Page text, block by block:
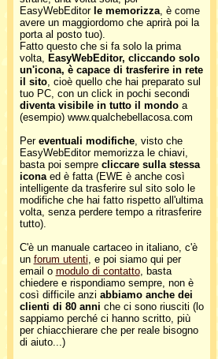
EasyWebEditor le memorizza, è come
avere un maggiordomo che aprirà poi la
porta al posto tuo).
Fatto questo che si fa solo la prima
volta, EasyWebEditor, cliccando solo
un'icona, è capace di trasferire in rete
il sito, cioè quello che hai preparato sul
tuo PC, con un click in pochi secondi
diventa visibile in tutto il mondoa
(esempio) www.qualchebellacosa.com
Per eventuali modifiche, visto che
EasyWebEditor memorizza le chiavi,
basta poi sempre cliccare sulla stessa
iconaed è fatta (EWE è anche così
intelligente da trasferire sul sito solo le
modifiche che hai fatto rispetto all'ultima
volta, senza perdere tempo a ritrasferire
tutto).
C'è un manuale cartaceo in italiano, c'è
un forum utenti, e poi siamo qui per
email o modulo di contatto, basta
chiedere e rispondiamo sempre, non è
così difficile anzi abbiamo anche dei
clienti di 80 anni che ci sono riusciti (lo
sappiamo perché ci hanno scritto, più
per chiacchierare che per reale bisogno
di aiuto...)